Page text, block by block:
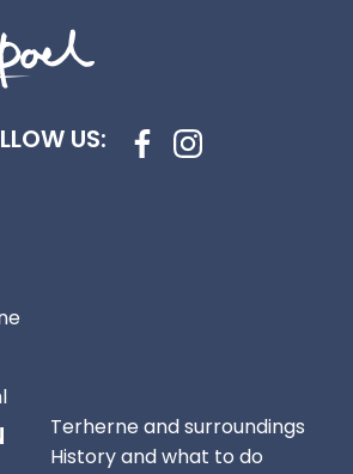
1 floor
and Netflix (own account)
US:
Terherne and surroundings
History and what to do